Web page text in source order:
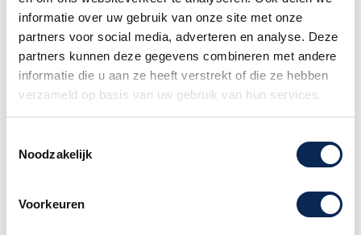
informatie over uw gebruik van onze site met onze
partners voor social media, adverteren en analyse. Deze
partners kunnen deze gegevens combineren met andere
informatie die u aan ze heeft verstrekt of die ze hebben
verzameld op basis van uw gebruik van hun services.
Noodzakelijk
Voorkeuren
voor een persoonlijke studio. Geavanceerde
functies omvatten frontpaneelbediening van vier
stereomixbussen, stand-alone mixen, digitaal
aangestuurde analoge trim, DDS (Direct Digital
Synthesis) audioklokken voor uitzonderlijk lage
jitterprestaties en een instrument-tuner.
USB 2.0 op elke huidige
keyboard en digitale ingang aan en u bent klaar
om professionele opnames te maken in uw